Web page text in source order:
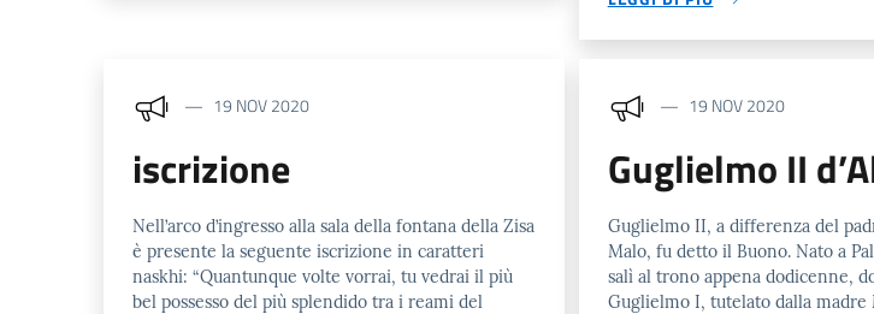
19 NOV 2020
iscrizione
Nell’arco d’ingresso alla sala della fontana della Zisa
è presente la seguente iscrizione in caratteri
naskhi: “Quantunque volte vorrai, tu vedrai il più
bel possesso del più splendido tra i reami del
19 NOV 2020
Guglielmo II
Guglielmo II, a differenza del
Malo, fu detto il Buono. Nato a
salì al trono appena dodicenne,
Guglielmo I, tutelato dalla madre